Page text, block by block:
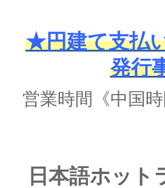
★円建て支払
発行
営業時間 《中国
日本語ホッ